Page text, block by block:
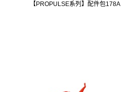
【PROPULSE系列】配件包178A